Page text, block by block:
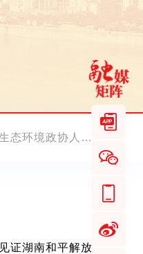
态环境政协人在
证湖南和平解放